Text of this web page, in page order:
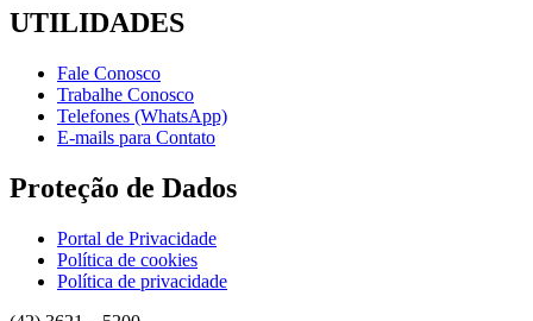
UTILIDADES
Fale Conosco
Trabalhe Conosco
Telefones (WhatsApp)
E-mails para Contato
Proteção de Dados
Portal de Privacidade
Política de cookies
Política de privacidade